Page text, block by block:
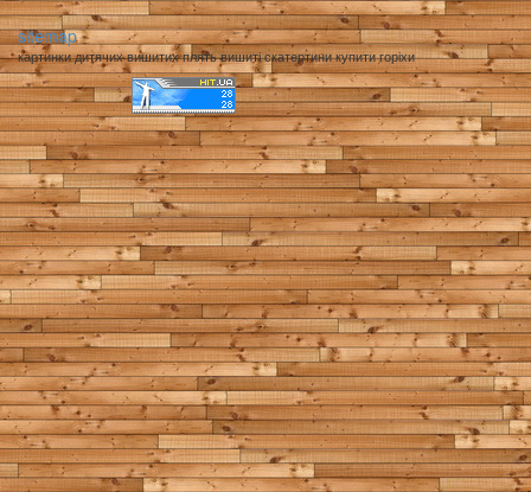
sitemap
картинки дитячих вишитих плять вишиті скатертини купити горіхи